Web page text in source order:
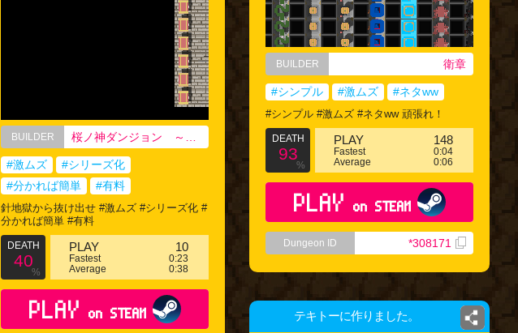
BUILDER 衛章
#シンプル #激ムズ #ネタww
#シンプル #激ムズ #ネタww 頑張れ！
DEATH
93
%
PLAY 148
Fastest
0:04
Average
0:06
PLAY on STEAM
Dungeon ID *308171
BUILDER
#激ムズ
#シリーズ化
#分かれば簡単
#有料
針地獄から抜け出せ #激ムズ #シリーズ化 #
分かれば簡単 #有料
DEATH
40
%
PLAY 10
Fastest
0:23
Average
0:38
PLAY on STEAM テキトーに作りました。